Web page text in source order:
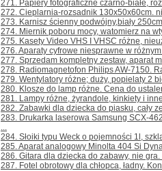
271. Papiery fotograficzne czarno-białe,
272. Cieplarnia-rozsadnik 130x50x60cm.
273. Karnisz ścienny podwójny,biały
274. Miernik poboru mocy, watomierz na
275. Kasety Video VHS I VHSC różne,
276. Aparaty cyfrowe niesprawne w
277. Sprzedam kompletny zestaw, aparat
278. Radiomagnetofon Philips AW-7150.
279. Wentylatory różne; duży, popielaty 2
280. Klosze do lamp różne. Cena do
281. Lampy różne, żyrandole, kinkiety i
282. Zabawki dla dziecka do piasku, cały
283. Drukarka laserowa Samsung SCX-
...
284. Słoiki typu Weck o pojemności 1l,
285. Aparat analogowy Minolta 404 Si
286. Gitara dla dziecka do zabawy, nie
287. Fotel obrotowy dla chłopca, ładny.